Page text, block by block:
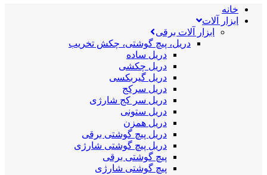
خانه
ابزار آلات
ابزار آلات برقی
دریل، پیچ گوشتی، چکش تخریب
دریل ساده
دریل چکشی
دریل گیربکسی
دریل سرکج
دریل سر کج شارژی
دریل ستونی
دریل همزن
دریل پیچ گوشتی برقی
دریل پیچ گوشتی شارژی
پیچ گوشتی برقی
پیچ گوشتی شارژی